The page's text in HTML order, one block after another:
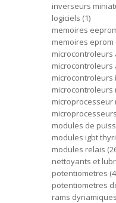
inverseurs
logiciels 1
memoires
memoires eprom
microcontroleurs
microcontroleurs
microcontroleurs
microcontroleurs
microprocesseur
modules de
modules igbt
modules relais
nettoyants et
potentiometres
potentiometres
rams dynamiques